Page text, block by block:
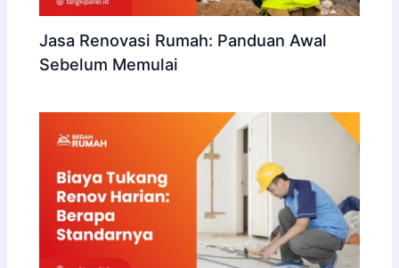
Jasa Renovasi Rumah: Panduan Awal
Sebelum Memulai